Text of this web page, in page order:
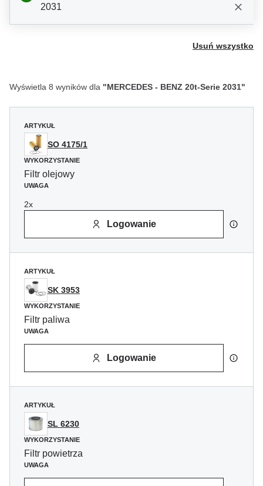
2031
Usuń wszystko
Wyświetla 8 wyników dla "MERCEDES - BENZ 20t-Serie 2031"
ARTYKUŁ
SO 4175/1
WYKORZYSTANIE
Filtr olejowy
UWAGA
2x
Logowanie
ARTYKUŁ
SK 3953
WYKORZYSTANIE
Filtr paliwa
UWAGA
Logowanie
ARTYKUŁ
SL 6230
WYKORZYSTANIE
Filtr powietrza
UWAGA